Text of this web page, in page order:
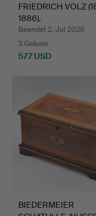
FRIEDRICH VOLZ
1886).
Beendet 2. Jul 2026
3 Gebote
577 USD
BIEDERMEIER